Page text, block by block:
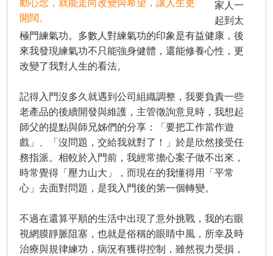
動心念，就能走向改變與希望，讓人生更
開闊。
家人一
起到太
極門練氣功。多數人對練氣功的印象是有益健康，後
來我發現練氣功不只能強身健體，還能修養心性，更
改變了我對人生的看法。
記得入門沒多久就遇到公司組織調整，我要負責一些
老產品的後續開發與維護，主管徵詢意見時，我想起
師父的提點與師兄姊們的分享：「要把工作當作遊
戲」、「沒問題，交給我就對了！」於是欣然接受任
務指派。相較於入門前，我經常擔心案子做不出來，
時常覺得「壓力山大」，而現在的我懂得用「平常
心」去面對問題，是我入門後的第一個轉變。
不過在還算平順的生活中出現了意外挑戰，我的右眼
視網膜靜脈阻塞，也就是俗稱的眼睛中風，所幸及時
治療與規律練功，病況有獲得控制，雖然視力受損，